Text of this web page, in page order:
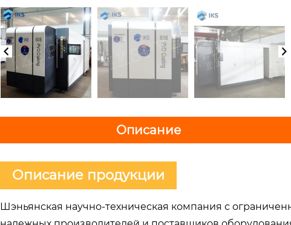
Описание
Описание продукции
Шэньянская научно-техническая компания с